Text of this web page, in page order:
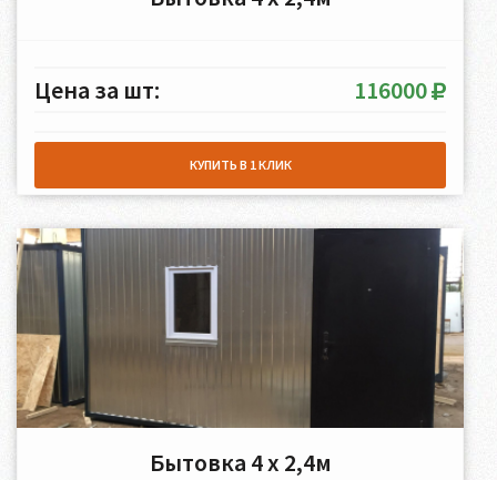
Цена за шт: 116000
КУПИТЬ В 1 КЛИК
Бытовка 4 х 2,4м